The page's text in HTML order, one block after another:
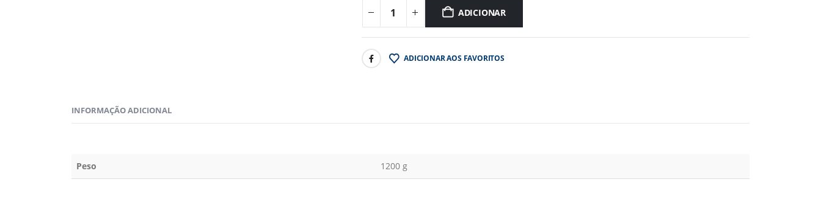
ADICIONAR
ADICIONAR AOS FAVORITOS
INFORMAÇÃO ADICIONAL
Peso 1200 g